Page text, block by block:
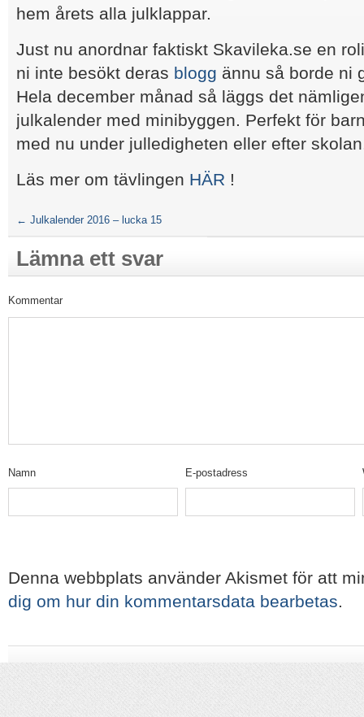
hem årets alla julklappar.
Just nu anordnar faktiskt Skavileka.se en
ni inte besökt deras blogg ännu så borde ni
Hela december månad så läggs det
julkalender med minibyggen. Perfekt för
med nu under julledigheten eller efter
Läs mer om tävlingen HÄR !
← Julkalender 2016 – lucka 15
Lämna ett svar
Kommentar
Namn E-postadress
Denna webbplats använder Akismet för att
dig om hur din kommentarsdata bearbetas.